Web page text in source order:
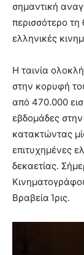
σημαντική
περισσότερο τη
ελληνικές
Η ταινία
στην κορυφή
από 470.000
εβδομάδες
κατακτώντας
επιτυχημένες
δεκαετίας.
Βραβεία Ίρις.